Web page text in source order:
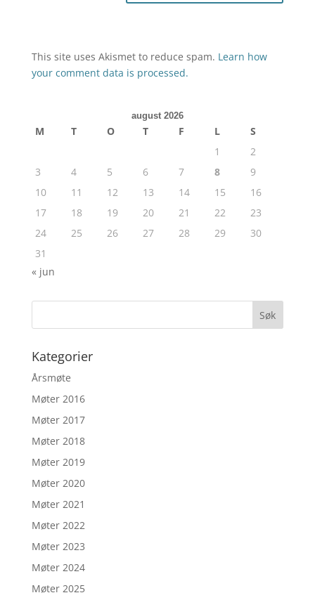
This site uses Akismet to reduce spam. Learn how
your comment data is processed.
august 2026
M T O T F L
S
1
2
3
4 5 6 7 8
9
10
11 12 13 14 15
16
17
18 19 20 21 22
23
24
25 26 27 28 29
30
31
« jun
Kategorier
Årsmøte
Møter 2016
Møter 2017
Møter 2018
Møter 2019
Møter 2020
Møter 2021
Møter 2022
Møter 2023
Møter 2024
Møter 2025